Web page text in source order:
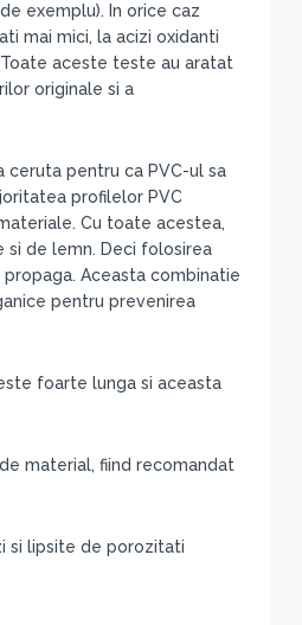
exemplu). In orice caz
mai mici, la acizi oxidanti
aceste teste au aratat
originale si a
pentru ca PVC-ul sa
profilelor PVC
Cu toate acestea,
si de lemn. Deci folosirea
Aceasta combinatie
pentru prevenirea
foarte lunga si aceasta
material, fiind recomandat
si lipsite de porozitati